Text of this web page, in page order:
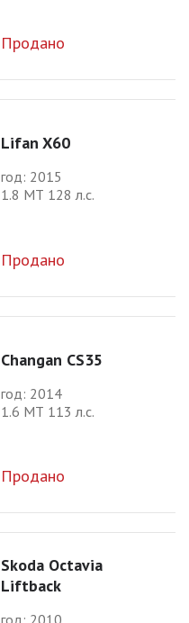
Продано
Lifan X60
год: 2015
1.8 МТ 128 л.с.
Продано
Changan CS35
год: 2014
1.6 МТ 113 л.с.
Продано
Skoda Octavia
Liftback